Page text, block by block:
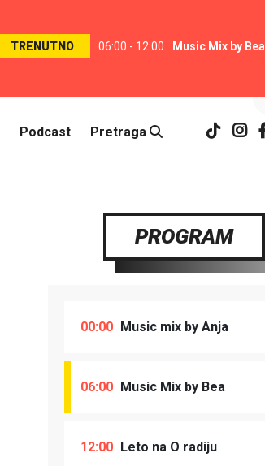
TRENUTNO 06:00 - 12:00 Music Mix by Bea
Podcast Pretraga
PROGRAM
00:00 Music mix by Anja
06:00 Music Mix by Bea
12:00 Leto na O radiju